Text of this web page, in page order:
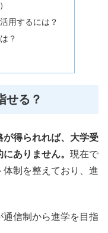
用するには？
？
せる？
得られれば、大学受
ありません。 現在で
制を整えており、進
信制から進学を目指